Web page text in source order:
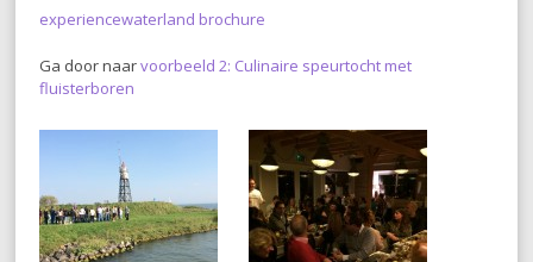
experiencewaterland brochure
Ga door naarvoorbeeld 2: Culinaire speurtocht met
fluisterboren